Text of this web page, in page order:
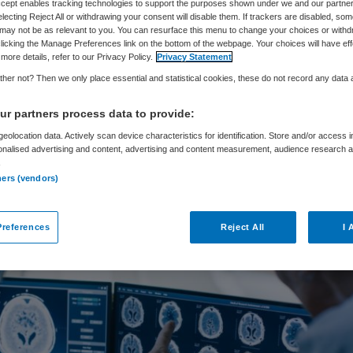
Corine Lutz 17 maart 2025,10:11 1117 keer gelezen
radiologie van Máxima MC (MMC) maakt sinds
kunstmatige intelligentie (AI) om diagnoses
en efficiënter te stellen. Daarnaast moet het
bij het omgaan met de toenemende druk op
enables tracking technologies to support the purposes shown under we and our
Reject All or withdrawing your consent will disable them. If trackers are disabled,
not be as relevant to you. You can resurface this menu to change your choices or
the Manage Preferences link on the bottom of the webpage. Your choices will have
details, refer to our Privacy Policy. Privacy Statement
not? Then we only place essential and statistical cookies, these do not record any data
partners process data to provide:
data. Actively scan device characteristics for identification. Store and/or access
advertising and content, advertising and content measurement, audience research
(vendors)
Reject All I